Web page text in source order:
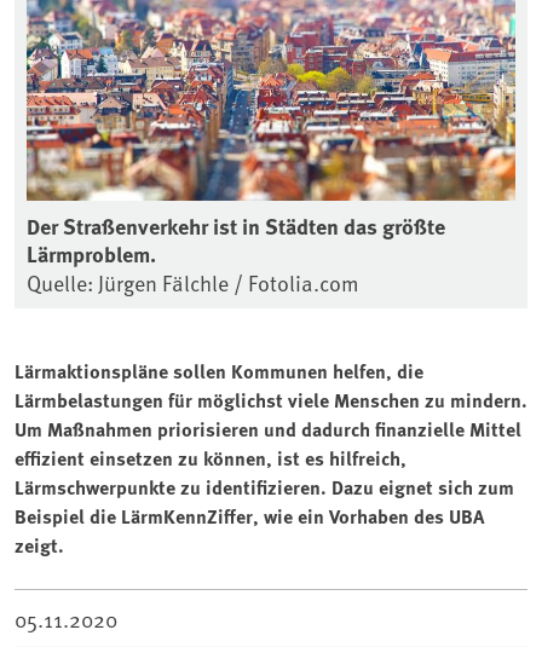
Der Straßenverkehr ist in Städten das größte
Lärmproblem.
Quelle: Jürgen Fälchle / Fotolia.com
Lärmaktionspläne sollen Kommunen helfen, die
Lärmbelastungen für möglichst viele Menschen zu mindern.
Um Maßnahmen priorisieren und dadurch finanzielle Mittel
effizient einsetzen zu können, ist es hilfreich,
Lärmschwerpunkte zu identifizieren. Dazu eignet sich zum
Beispiel die LärmKennZiffer, wie ein Vorhaben des UBA
zeigt.
05.11.2020